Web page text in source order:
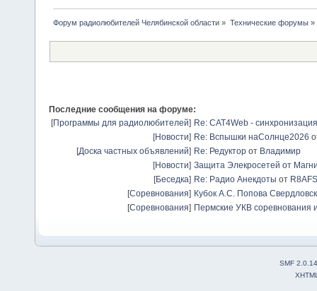
Форум радиолюбителей Челябинской области » Технические форумы»
Последние сообщения на форуме:
[Программы для радиолюбителей] Re: CAT4Web -
[Новости] Re: Вспышки наСолнце2026
[Доска частных объявлений] Re: Редуктор от Владимир
[Новости] Защита Элекросетей от
[Беседка] Re: Радио Анекдоты от R8AFS
[Соревнования] Кубок А.С. Попова
[Соревнования] Пермские УКВ соревнования
SMF 2.0.14